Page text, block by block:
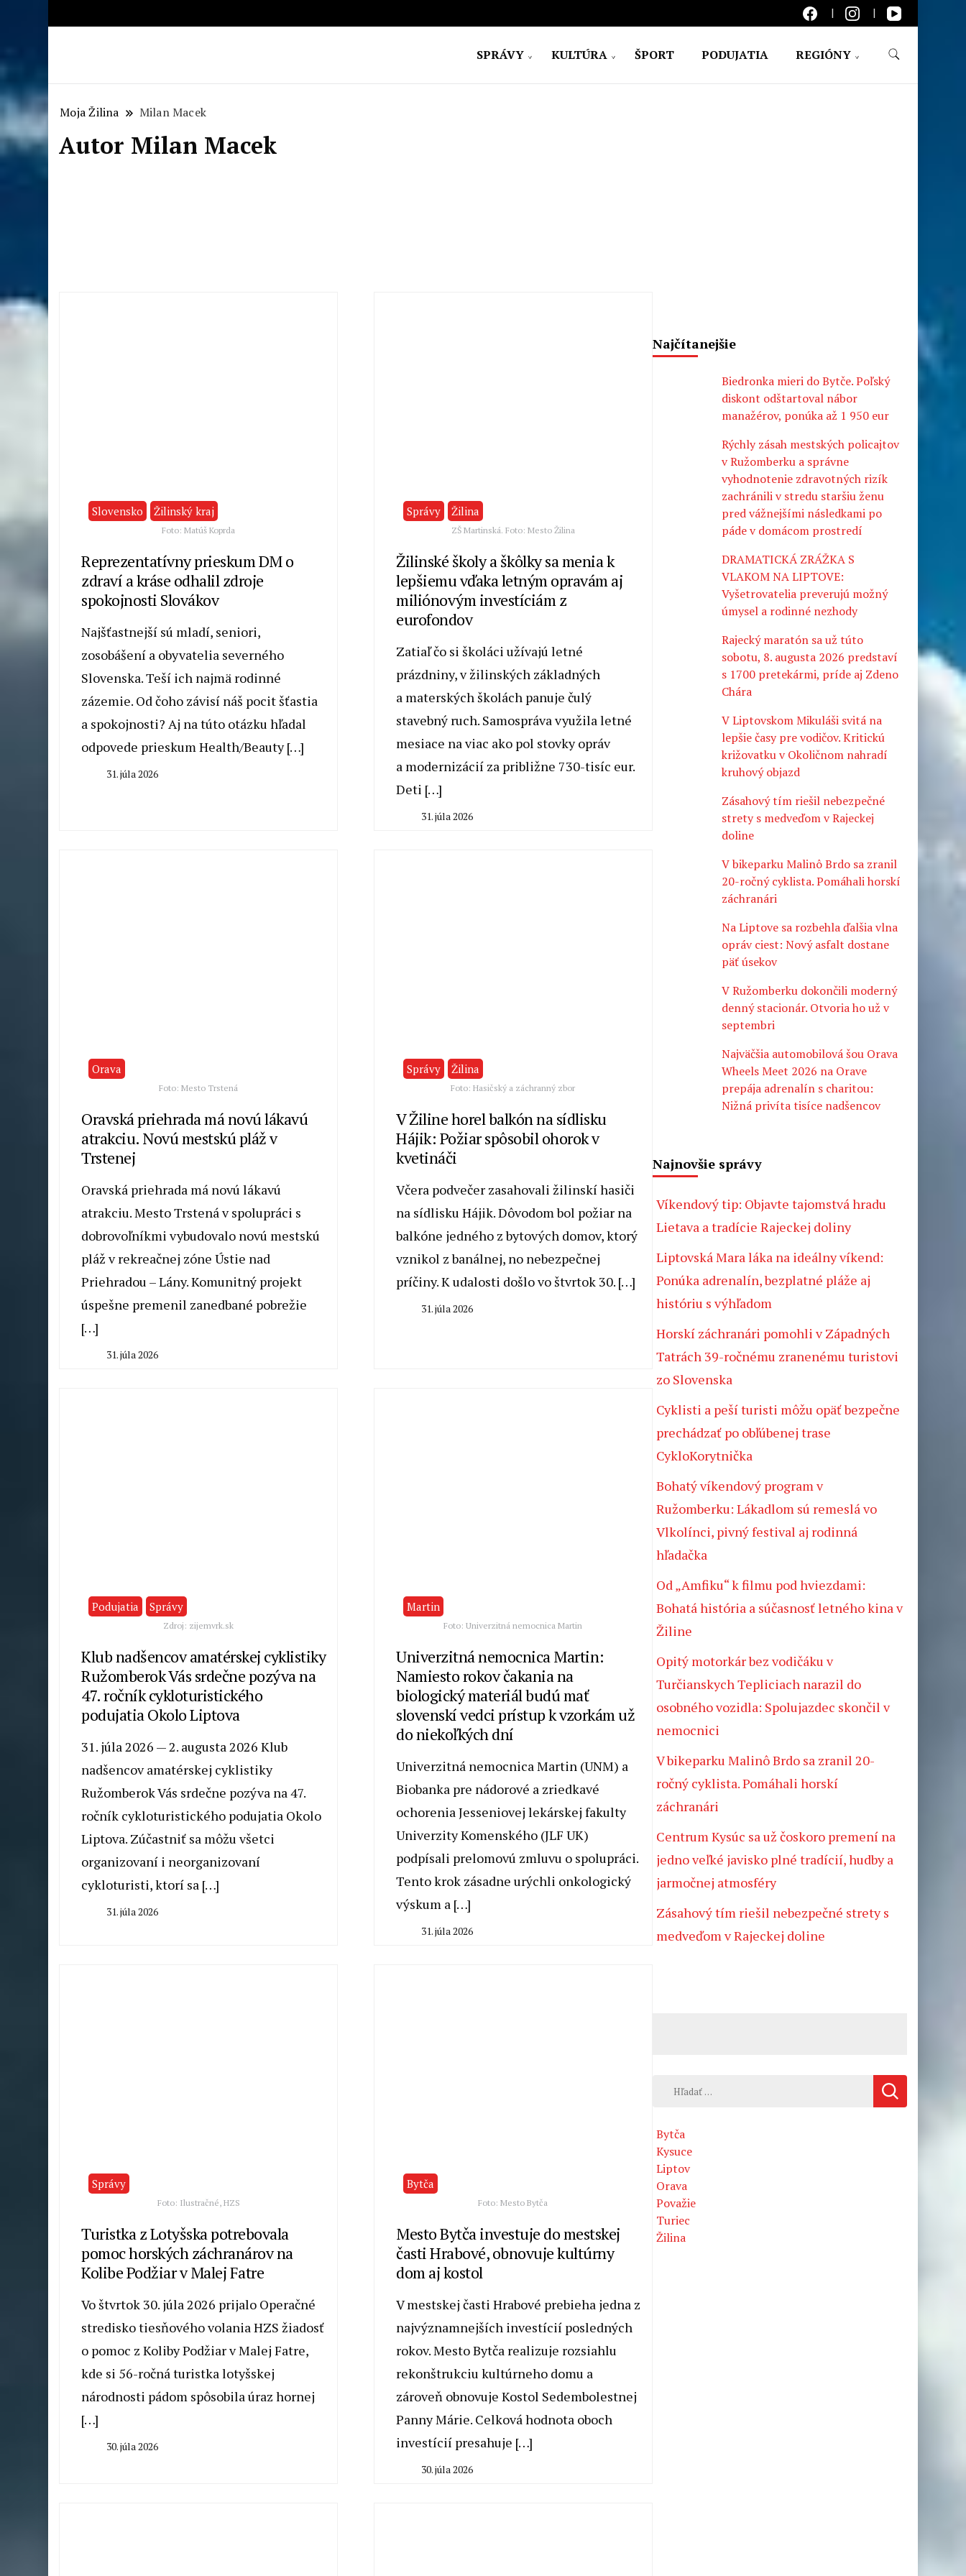
SPRÁVY KULTÚRA ŠPORT PODUJATIA REGIÓNY
Moja Žilina Milan Macek
Autor Milan Macek
Foto: Matúš Koprda
Slovensko Žilinský kraj
Reprezentatívny prieskum DM o
zdraví a kráse odhalil zdroje
spokojnosti Slovákov
Najšťastnejší sú mladí, seniori,
zosobášení a obyvatelia severného
Slovenska. Teší ich najmä rodinné
zázemie. Od čoho závisí náš pocit šťastia
a spokojnosti? Aj na túto otázku hľadal
odpovede prieskum Health/Beauty […]
31. júla 2026
ZŠ Martinská. Foto: Mesto Žilina
Správy Žilina
Žilinské školy a škôlky sa menia k
lepšiemu vďaka letným opravám aj
miliónovým investíciám z
eurofondov
Zatiaľ čo si školáci užívajú letné
prázdniny, v žilinských základných
a materských školách panuje čulý
stavebný ruch. Samospráva využila letné
mesiace na viac ako pol stovky opráv
a modernizácií za približne 730-tisíc eur.
Deti […]
31. júla 2026
Foto: Mesto Trstená
Orava
Oravská priehrada má novú lákavú
atrakciu. Novú mestskú pláž v
Trstenej
Oravská priehrada má novú lákavú
atrakciu. Mesto Trstená v spolupráci s
dobrovoľníkmi vybudovalo novú mestskú
pláž v rekreačnej zóne Ústie nad
Priehradou – Lány. Komunitný projekt
úspešne premenil zanedbané pobrežie
[…]
31. júla 2026
Foto: Hasičský a záchranný zbor
Správy Žilina
V Žiline horel balkón na sídlisku
Hájik: Požiar spôsobil ohorok v
kvetináči
Včera podvečer zasahovali žilinskí hasiči
na sídlisku Hájik. Dôvodom bol požiar na
balkóne jedného z bytových domov, ktorý
vznikol z banálnej, no nebezpečnej
príčiny. K udalosti došlo vo štvrtok 30. […]
31. júla 2026
Zdroj: zijemvrk.sk
Podujatia Správy
Klub nadšencov amatérskej cyklistiky
Ružomberok Vás srdečne pozýva na
47. ročník cykloturistického
podujatia Okolo Liptova
31. júla 2026 — 2. augusta 2026 Klub
nadšencov amatérskej cyklistiky
Ružomberok Vás srdečne pozýva na 47.
ročník cykloturistického podujatia Okolo
Liptova. Zúčastniť sa môžu všetci
organizovaní i neorganizovaní
cykloturisti, ktorí sa […]
31. júla 2026
Foto: Univerzitná nemocnica Martin
Martin
Univerzitná nemocnica Martin:
Namiesto rokov čakania na
biologický materiál budú mať
slovenskí vedci prístup k vzorkám už
do niekoľkých dní
Univerzitná nemocnica Martin (UNM) a
Biobanka pre nádorové a zriedkavé
ochorenia Jesseniovej lekárskej fakulty
Univerzity Komenského (JLF UK)
podpísali prelomovú zmluvu o spolupráci.
Tento krok zásadne urýchli onkologický
výskum a […]
31. júla 2026
Foto: Ilustračné, HZS
Správy
Turistka z Lotyšska potrebovala
pomoc horských záchranárov na
Kolibe Podžiar v Malej Fatre
Vo štvrtok 30. júla 2026 prijalo Operačné
stredisko tiesňového volania HZS žiadosť
o pomoc z Koliby Podžiar v Malej Fatre,
kde si 56-ročná turistka lotyšskej
národnosti pádom spôsobila úraz hornej
[…]
30. júla 2026
Foto: Mesto Bytča
Bytča
Mesto Bytča investuje do mestskej
časti Hrabové, obnovuje kultúrny
dom aj kostol
V mestskej časti Hrabové prebieha jedna z
najvýznamnejších investícií posledných
rokov. Mesto Bytča realizuje rozsiahlu
rekonštrukciu kultúrneho domu a
zároveň obnovuje Kostol Sedembolestnej
Panny Márie. Celková hodnota oboch
investícií presahuje […]
30. júla 2026
Najčítanejšie
Biedronka mieri do Bytče. Poľský
diskont odštartoval nábor
manažérov, ponúka až 1 950 eur
Rýchly zásah mestských policajtov
v Ružomberku a správne
vyhodnotenie zdravotných rizík
zachránili v stredu staršiu ženu
pred vážnejšími následkami po
páde v domácom prostredí
DRAMATICKÁ ZRÁŽKA S
VLAKOM NA LIPTOVE:
Vyšetrovatelia preverujú možný
úmysel a rodinné nezhody
Rajecký maratón sa už túto
sobotu, 8. augusta 2026 predstaví
s 1700 pretekármi, príde aj Zdeno
Chára
V Liptovskom Mikuláši svitá na
lepšie časy pre vodičov. Kritickú
križovatku v Okoličnom nahradí
kruhový objazd
Zásahový tím riešil nebezpečné
strety s medveďom v Rajeckej
doline
V bikeparku Malinô Brdo sa zranil
20-ročný cyklista. Pomáhali horskí
záchranári
Na Liptove sa rozbehla ďalšia vlna
opráv ciest: Nový asfalt dostane
päť úsekov
V Ružomberku dokončili moderný
denný stacionár. Otvoria ho už v
septembri
Najväčšia automobilová šou Orava
Wheels Meet 2026 na Orave
prepája adrenalín s charitou:
Nižná privíta tisíce nadšencov
Najnovšie správy
Víkendový tip: Objavte tajomstvá hradu
Lietava a tradície Rajeckej doliny
Liptovská Mara láka na ideálny víkend:
Ponúka adrenalín, bezplatné pláže aj
históriu s výhľadom
Horskí záchranári pomohli v Západných
Tatrách 39-ročnému zranenému turistovi
zo Slovenska
Cyklisti a peší turisti môžu opäť bezpečne
prechádzať po obľúbenej trase
CykloKorytnička
Bohatý víkendový program v
Ružomberku: Lákadlom sú remeslá vo
Vlkolínci, pivný festival aj rodinná
hľadačka
Od „Amfiku“ k filmu pod hviezdami:
Bohatá história a súčasnosť letného kina v
Žiline
Opitý motorkár bez vodičáku v
Turčianskych Tepliciach narazil do
osobného vozidla: Spolujazdec skončil v
nemocnici
V bikeparku Malinô Brdo sa zranil 20-
ročný cyklista. Pomáhali horskí
záchranári
Centrum Kysúc sa už čoskoro premení na
jedno veľké javisko plné tradícií, hudby a
jarmočnej atmosféry
Zásahový tím riešil nebezpečné strety s
medveďom v Rajeckej doline
Hľadať:
Bytča
Kysuce
Liptov
Orava
Považie
Turiec
Žilina